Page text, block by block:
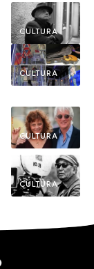
CULTURA
CULTURA
CULTURA
CULTURA